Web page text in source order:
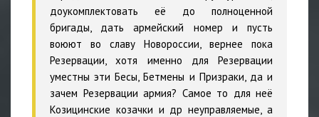
доукомплектовать её до полноценной
бригады, дать армейский номер и пусть
воюют во славу Новороссии, вернее пока
Резервации, хотя именно для Резервации
уместны эти Бесы, Бетмены и Призраки, да и
зачем Резервации армия? Cамое то для неё
Козицинские козачки и др неуправляемые, а